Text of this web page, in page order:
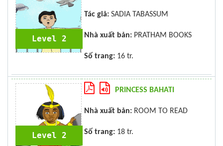
Level 2
Tác giả: SADIA TABASSUM
Nhà xuất bản: PRATHAM BOOKS
Số trang: 16 tr.
Level 2
PRINCESS BAHATI
Nhà xuất bản: ROOM TO READ
Số trang: 18 tr.